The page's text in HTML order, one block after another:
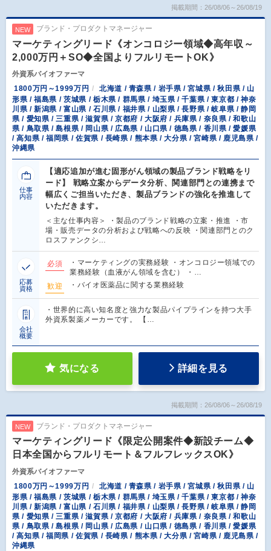
掲載期間：26/08/06～26/08/19
NEW ブランド・プロダクトマネージャー
マーケティングリード《オンコロジー領域◆高年収～
2,000万円＋SO◆全国よりフルリモートOK》
外資系バイオファーマ
1800万円～1999万円
北海道 / 青森県 / 岩手県 / 宮城県 / 秋田県 / 山
形県 / 福島県 / 茨城県 / 栃木県 / 群馬県 / 埼玉県 / 千葉県 / 東京都 / 神奈
川県 / 新潟県 / 富山県 / 石川県 / 福井県 / 山梨県 / 長野県 / 岐阜県 / 静岡
県 / 愛知県 / 三重県 / 滋賀県 / 京都府 / 大阪府 / 兵庫県 / 奈良県 / 和歌山
県 / 鳥取県 / 島根県 / 岡山県 / 広島県 / 山口県 / 徳島県 / 香川県 / 愛媛県
/ 高知県 / 福岡県 / 佐賀県 / 長崎県 / 熊本県 / 大分県 / 宮崎県 / 鹿児島県 /
沖縄県
仕事
内容
【適応追加が進む固形がん領域の製品ブランド戦略をリ
ード】 戦略立案からデータ分析、関連部門との連携まで
幅広くご担当いただき、製品ブランドの強化を推進して
いただきます。
＜主な仕事内容＞ ・製品のブランド戦略の立案・推進 ・市
場・販売データの分析および戦略への反映 ・関連部門とのク
ロスファンクシ…
応募
資格
必須
・マーケティングの実務経験 ・オンコロジー領域での
業務経験（血液がん領域を含む） ・…
歓迎
・バイオ医薬品に関する業務経験
会社
概要
・世界的に高い知名度と強力な製品パイプラインを持つ大手
外資系製薬メーカーです。 【…
気になる 詳細を見る
掲載期間：26/08/06～26/08/19
NEW ブランド・プロダクトマネージャー
マーケティングリード《限定公開案件◆新設チーム◆
日本全国からフルリモート＆フルフレックスOK》
外資系バイオファーマ
1800万円～1999万円
北海道 / 青森県 / 岩手県 / 宮城県 / 秋田県 / 山
形県 / 福島県 / 茨城県 / 栃木県 / 群馬県 / 埼玉県 / 千葉県 / 東京都 / 神奈
川県 / 新潟県 / 富山県 / 石川県 / 福井県 / 山梨県 / 長野県 / 岐阜県 / 静岡
県 / 愛知県 / 三重県 / 滋賀県 / 京都府 / 大阪府 / 兵庫県 / 奈良県 / 和歌山
県 / 鳥取県 / 島根県 / 岡山県 / 広島県 / 山口県 / 徳島県 / 香川県 / 愛媛県
/ 高知県 / 福岡県 / 佐賀県 / 長崎県 / 熊本県 / 大分県 / 宮崎県 / 鹿児島県 /
沖縄県